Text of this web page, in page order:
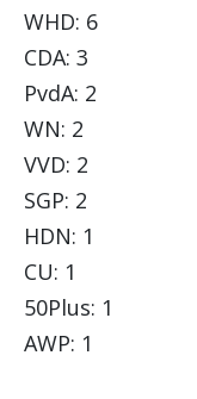
WHD: 6
CDA: 3
PvdA: 2
WN: 2
VVD: 2
SGP: 2
HDN: 1
CU: 1
50Plus: 1
AWP: 1